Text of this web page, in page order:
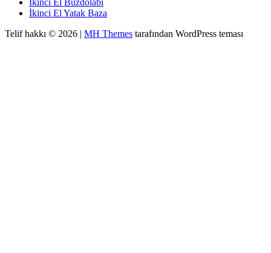
İkinci El Buzdolabı
İkinci El Yatak Baza
Telif hakkı © 2026 | MH Themes tarafından WordPress teması